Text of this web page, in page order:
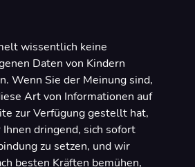
wissentlich keine
Daten von Kindern
Wenn Sie der Meinung sind,
Art von Informationen auf
zur Verfügung gestellt hat,
dringend, sich sofort
zu setzen, und wir
besten Kräften bemühen,